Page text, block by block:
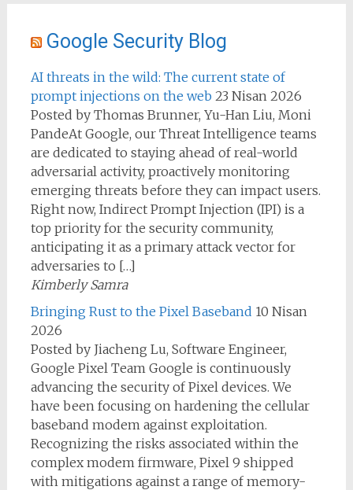
Google Security Blog
AI threats in the wild: The current state of
prompt injections on the web 23 Nisan 2026
Posted by Thomas Brunner, Yu-Han Liu, Moni
PandeAt Google, our Threat Intelligence teams
are dedicated to staying ahead of real-world
adversarial activity, proactively monitoring
emerging threats before they can impact users.
Right now, Indirect Prompt Injection (IPI) is a
top priority for the security community,
anticipating it as a primary attack vector for
adversaries to […]
Kimberly Samra
Bringing Rust to the Pixel Baseband 10 Nisan
2026
Posted by Jiacheng Lu, Software Engineer,
Google Pixel Team Google is continuously
advancing the security of Pixel devices. We
have been focusing on hardening the cellular
baseband modem against exploitation.
Recognizing the risks associated within the
complex modem firmware, Pixel 9 shipped
with mitigations against a range of memory-